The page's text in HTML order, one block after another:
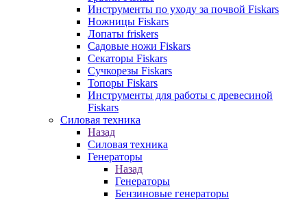
Инструменты по уходу за почвой Fiskars
Ножницы Fiskars
Лопаты friskers
Садовые ножи Fiskars
Секаторы Fiskars
Сучкорезы Fiskars
Топоры Fiskars
Инструменты для работы с древесиной
Fiskars
Силовая техника
Назад
Силовая техника
Генераторы
Назад
Генераторы
Бензиновые генераторы